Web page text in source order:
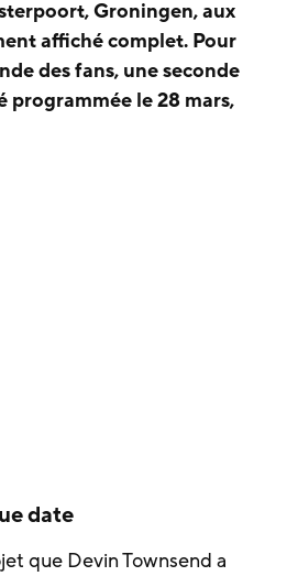
Groningen, aux
affiché complet. Pour
des fans, une seconde
programmée le 28 mars,
date
que Devin Townsend a